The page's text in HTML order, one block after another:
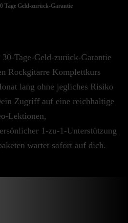
Tage Geld-zurück-Garantie
Tage-Geld-zurück-Garantie
Rockgitarre Komplettkurs
lang ohne jegliches Risiko
Zugriff auf eine reichhaltige
Lektionen,
1-zu-1-Unterstützung
wartet sofort auf dich.